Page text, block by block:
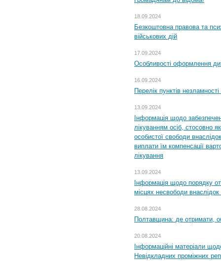
18.09.2024
Безкоштовна правова та
військових дій
17.09.2024
Особливості оформлення
16.09.2024
Перелік пунктів
13.09.2024
Інформація щодо
лікуванням осіб, стосовно
особистої свободи
виплати їм компенсації
лікування
13.09.2024
Інформація щодо порядку
місцях несвободи внаслідок
28.08.2024
Полтавщина: де отримати,
20.08.2024
Інформаційні матеріали
Невідкладних проміжних